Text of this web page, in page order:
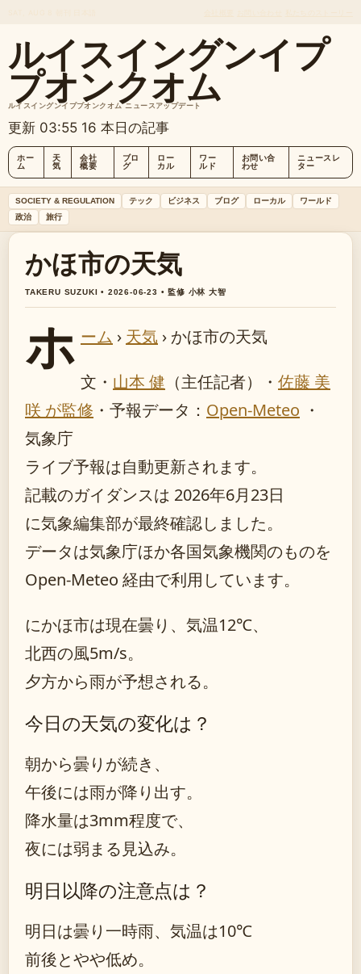
ルイスイングンイプ
プオンクオム
ルイスイングンイププオンクオム ニュースアップデート
更新 03:55 16 本日の記事
ホー
ム
天
気
会社
概要
ブロ
グ
ロー
カル
ワー
ルド
お問い合
わせ
ニュースレ
ター
SOCIETY & REGULATION テック ビジネス ブログ ローカル
ワールド
政治
旅行
かほ市の天気
TAKERU SUZUKI • 2026-06-23 • 監修 小林 大智
ホ ーム › 天気 › かほ市の天気
文・ 山本 健 （主任記者） ・ 佐藤 美
咲 が監修 ・ 予報データ： Open-Meteo ・
気象庁
ライブ予報は自動更新されます。
記載のガイダンスは 2026年6月23日
に気象編集部が最終確認しました。
データは気象庁ほか各国気象機関のものを
Open-Meteo 経由で利用しています。
にかほ市は現在曇り、気温12℃、
北西の風5m/s。
夕方から雨が予想される。
今日の天気の変化は？
朝から曇りが続き、
午後には雨が降り出す。
降水量は3mm程度で、
夜には弱まる見込み。
明日以降の注意点は？
明日は曇り一時雨、気温は10℃
前後とやや低め。